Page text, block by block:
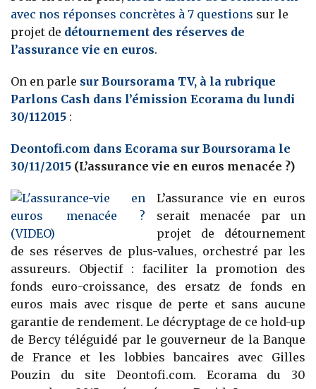
avec nos réponses concrètes à 7 questions sur le
projet de détournement des réserves de
l’assurance vie en euros.
On en parle sur Boursorama TV, à la rubrique
Parlons Cash dans l’émission Ecorama du lundi
30/112015 :
Deontofi.com dans Ecorama sur Boursorama le
30/11/2015 (L’assurance vie en euros menacée ?)
L’assurance vie en euros
serait menacée par un
projet de détournement
de ses réserves de plus-values, orchestré par les
assureurs. Objectif : faciliter la promotion des
fonds euro-croissance, des ersatz de fonds en
euros mais avec risque de perte et sans aucune
garantie de rendement. Le décryptage de ce hold-up
de Bercy téléguidé par le gouverneur de la Banque
de France et les lobbies bancaires avec Gilles
Pouzin du site Deontofi.com. Ecorama du 30